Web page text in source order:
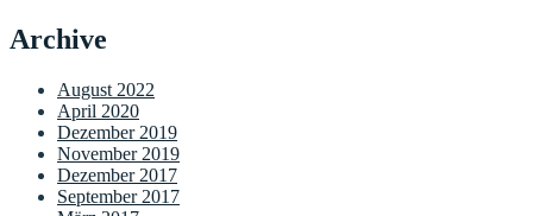
Archive
August 2022
April 2020
Dezember 2019
November 2019
Dezember 2017
September 2017